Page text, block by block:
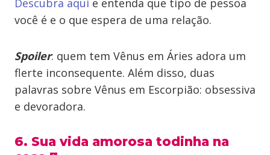
Descubra aqui e entenda que tipo de pessoa
você é e o que espera de uma relação.
Spoiler: quem tem Vênus em Áries adora um
flerte inconsequente. Além disso, duas
palavras sobre Vênus em Escorpião: obsessiva
e devoradora.
6. Sua vida amorosa todinha na